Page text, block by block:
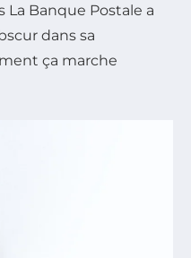
La Banque Postale a
dans sa
ça marche